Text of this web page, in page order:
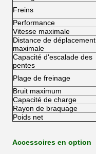
Freins
Performance
Vitesse maximale
Distance de déplacement
maximale
Capacité d'escalade des
pentes
Plage de freinage
Bruit maximum
Capacité de charge
Rayon de braquage
Poids net
Accessoires en option